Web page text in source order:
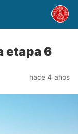
etapa 6
hace 4 años